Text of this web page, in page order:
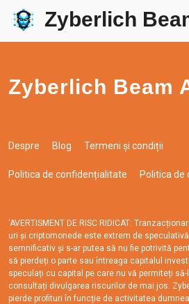
Zyberlich
Zyberlich Beam
Despre Blog Termeni și condiții
Politica de confidențialitate Politica de
'AVERTISMENT DE RISC RIDICAT:
uri și criptomonede este extrem de
semnificativ și s-ar putea să nu fie potrivită
să pierdeți o parte sau întreaga capitalul
speculați cu capital pe care nu vă permiteți
consultați divulgarea riscurilor de mai jos.
pierde profituri în funcție de activitatea